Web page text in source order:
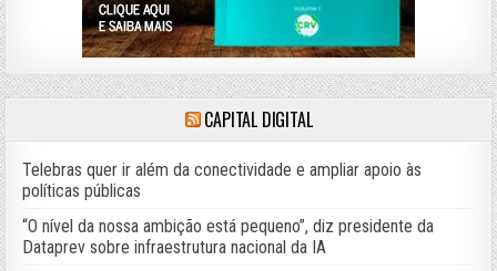
CAPITAL DIGITAL
Telebras quer ir além da conectividade e ampliar apoio às
políticas públicas
“O nível da nossa ambição está pequeno”, diz presidente da
Dataprev sobre infraestrutura nacional da IA